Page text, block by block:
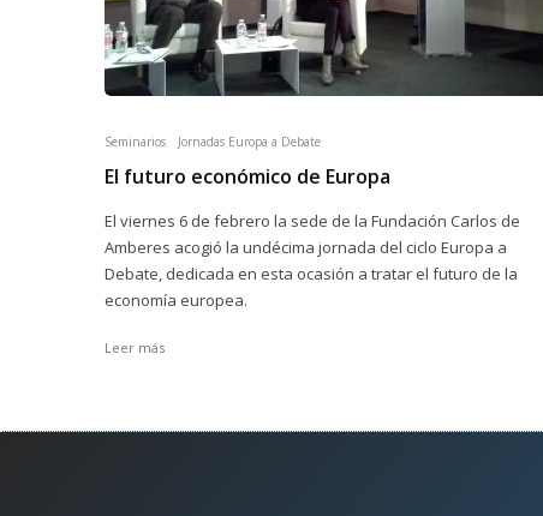
Seminarios Jornadas Europa a Debate
El futuro económico de Europa
El viernes 6 de febrero la sede de la Fundación Carlos de
Amberes acogió la undécima jornada del ciclo Europa a
Debate, dedicada en esta ocasión a tratar el futuro de la
economía europea.
Leer más